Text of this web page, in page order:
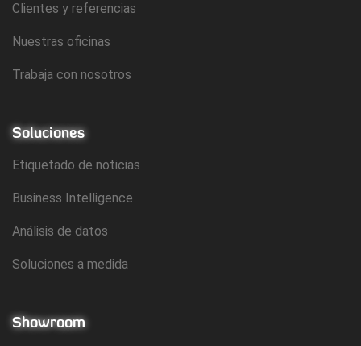
Clientes y referencias
Nuestras oficinas
Trabaja con nosotros
Soluciones
Etiquetado de noticias
Business Intelligence
Análisis de datos
Soluciones a medida
Showroom